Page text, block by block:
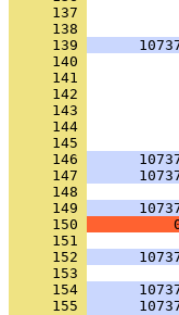
     137
     138
     139
     140
     141
     142
     143
     144
     145
     146
     147
     148
     149
     150
     151
     152
     153
     154
     155